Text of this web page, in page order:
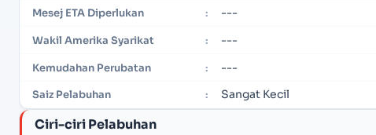
Mesej ETA Diperlukan : ---
Wakil Amerika Syarikat : ---
Kemudahan Perubatan : ---
Saiz Pelabuhan : Sangat Kecil
Ciri-ciri Pelabuhan